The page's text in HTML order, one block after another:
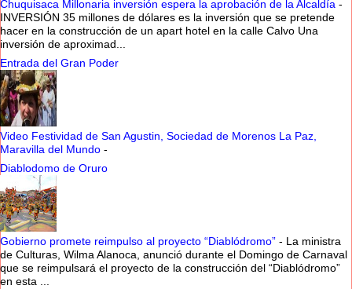
Chuquisaca Millonaria inversión espera la aprobación de la Alcaldía -
INVERSIÓN 35 millones de dólares es la inversión que se pretende
hacer en la construcción de un apart hotel en la calle Calvo Una
inversión de aproximad...
Entrada del Gran Poder
Video Festividad de San Agustin, Sociedad de Morenos La Paz,
Maravilla del Mundo -
Diablodomo de Oruro
Gobierno promete reimpulso al proyecto “Diablódromo” - La ministra
de Culturas, Wilma Alanoca, anunció durante el Domingo de Carnaval
que se reimpulsará el proyecto de la construcción del “Diablódromo”
en esta ...